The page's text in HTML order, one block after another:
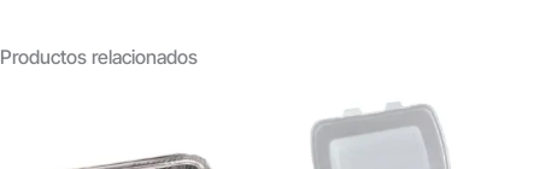
Productos relacionados